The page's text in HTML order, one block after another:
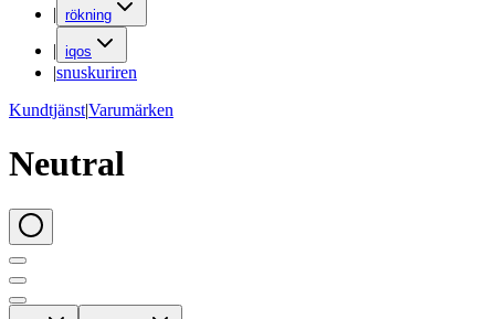
| rökning
| iqos
|snuskuriren
Kundtjänst|Varumärken
Neutral